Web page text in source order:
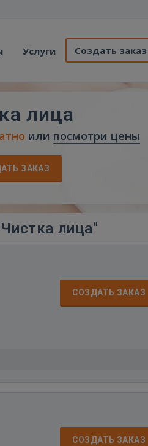
Услуги Создать заказ
лица
или посмотри цены
ЗАКАЗ
лица"
СОЗДАТЬ ЗАКАЗ
СОЗДАТЬ ЗАКАЗ